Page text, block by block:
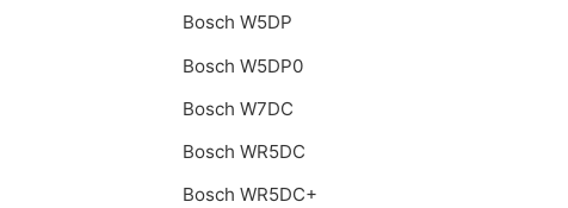
Bosch W5DP
Bosch W5DP0
Bosch W7DC
Bosch WR5DC
Bosch WR5DC+